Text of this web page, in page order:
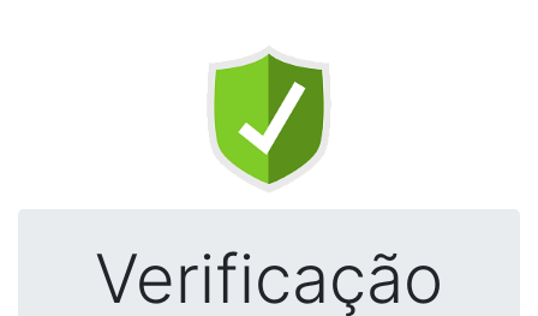
Verificação